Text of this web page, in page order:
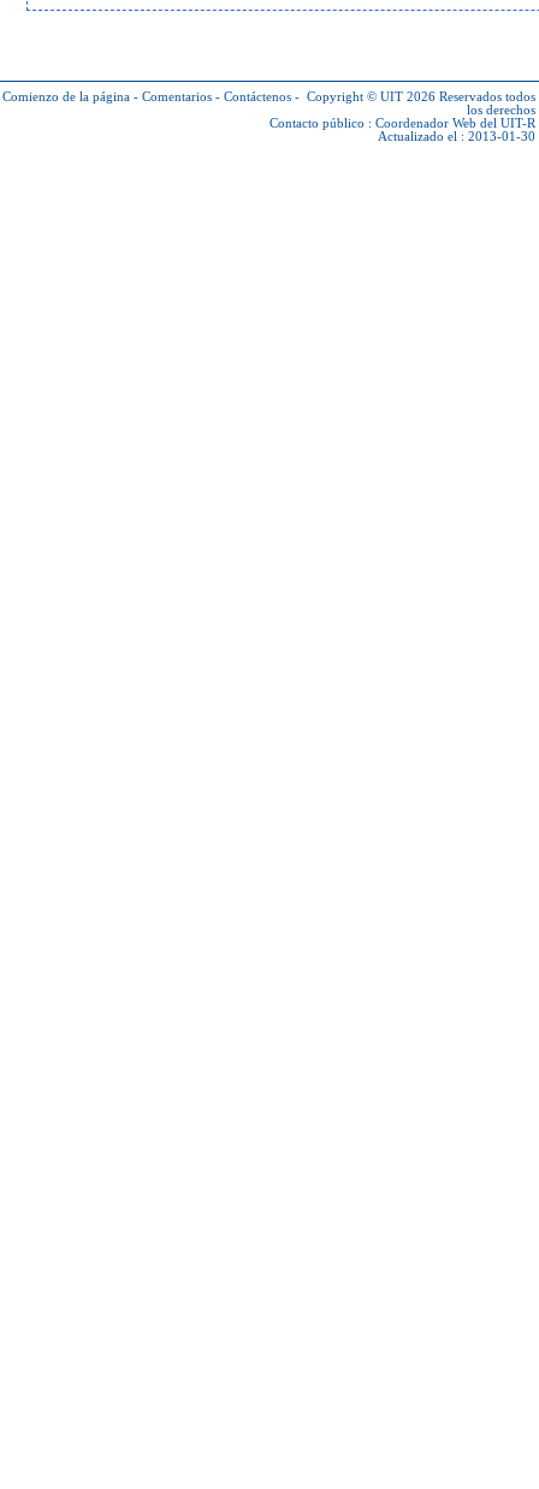
Comienzo de la página - Comentarios - Contáctenos - Copyright © UIT 2026 Reservados todos
los derechos
Contacto público : Coordenador Web del UIT-R
Actualizado el : 2013-01-30